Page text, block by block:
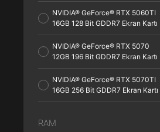
NVIDIA® GeForce® RTX 5060TI
16GB 128 Bit GDDR7 Ekran Kartı
NVIDIA® GeForce® RTX 5070
12GB 196 Bit GDDR7 Ekran Kartı
NVIDIA® GeForce® RTX 5070TI
16GB 256 Bit GDDR7 Ekran Kartı
RAM